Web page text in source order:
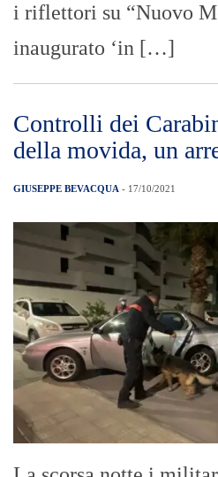
i riflettori su “Nuovo
inaugurato ‘in […]
Controlli dei
della movida, un
GIUSEPPE BEVACQUA - 17/10/2021